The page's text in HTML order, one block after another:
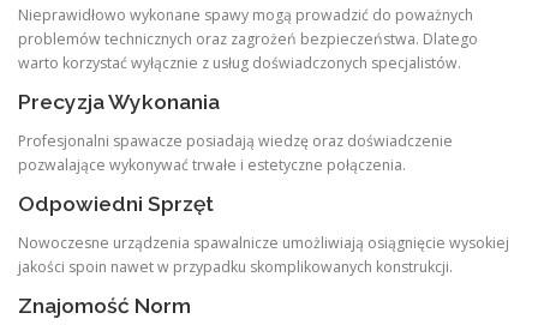
Nieprawidłowo wykonane spawy mogą prowadzić do poważnych
problemów technicznych oraz zagrożeń bezpieczeństwa. Dlatego
warto korzystać wyłącznie z usług doświadczonych specjalistów.
Precyzja Wykonania
Profesjonalni spawacze posiadają wiedzę oraz doświadczenie
pozwalające wykonywać trwałe i estetyczne połączenia.
Odpowiedni Sprzęt
Nowoczesne urządzenia spawalnicze umożliwiają osiągnięcie wysokiej
jakości spoin nawet w przypadku skomplikowanych konstrukcji.
Znajomość Norm